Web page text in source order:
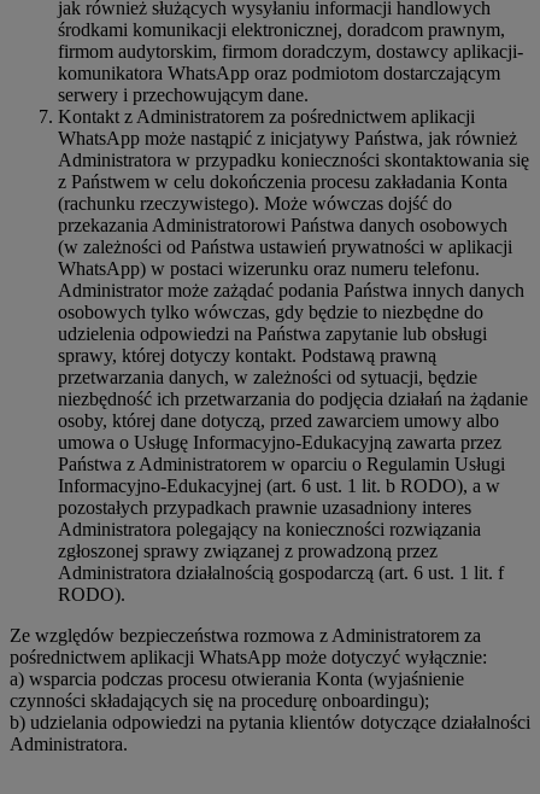
jak również służących wysyłaniu informacji handlowych
środkami komunikacji elektronicznej, doradcom prawnym,
firmom audytorskim, firmom doradczym, dostawcy aplikacji-
komunikatora WhatsApp oraz podmiotom dostarczającym
serwery i przechowującym dane.
Kontakt z Administratorem za pośrednictwem aplikacji
WhatsApp może nastąpić z inicjatywy Państwa, jak również
Administratora w przypadku konieczności skontaktowania się
z Państwem w celu dokończenia procesu zakładania Konta
(rachunku rzeczywistego). Może wówczas dojść do
przekazania Administratorowi Państwa danych osobowych
(w zależności od Państwa ustawień prywatności w aplikacji
WhatsApp) w postaci wizerunku oraz numeru telefonu.
Administrator może zażądać podania Państwa innych danych
osobowych tylko wówczas, gdy będzie to niezbędne do
udzielenia odpowiedzi na Państwa zapytanie lub obsługi
sprawy, której dotyczy kontakt. Podstawą prawną
przetwarzania danych, w zależności od sytuacji, będzie
niezbędność ich przetwarzania do podjęcia działań na żądanie
osoby, której dane dotyczą, przed zawarciem umowy albo
umowa o Usługę Informacyjno-Edukacyjną zawarta przez
Państwa z Administratorem w oparciu o Regulamin Usługi
Informacyjno-Edukacyjnej (art. 6 ust. 1 lit. b RODO), a w
pozostałych przypadkach prawnie uzasadniony interes
Administratora polegający na konieczności rozwiązania
zgłoszonej sprawy związanej z prowadzoną przez
Administratora działalnością gospodarczą (art. 6 ust. 1 lit. f
RODO).
Ze względów bezpieczeństwa rozmowa z Administratorem za
pośrednictwem aplikacji WhatsApp może dotyczyć wyłącznie:
a) wsparcia podczas procesu otwierania Konta (wyjaśnienie
czynności składających się na procedurę onboardingu);
b) udzielania odpowiedzi na pytania klientów dotyczące działalności
Administratora.